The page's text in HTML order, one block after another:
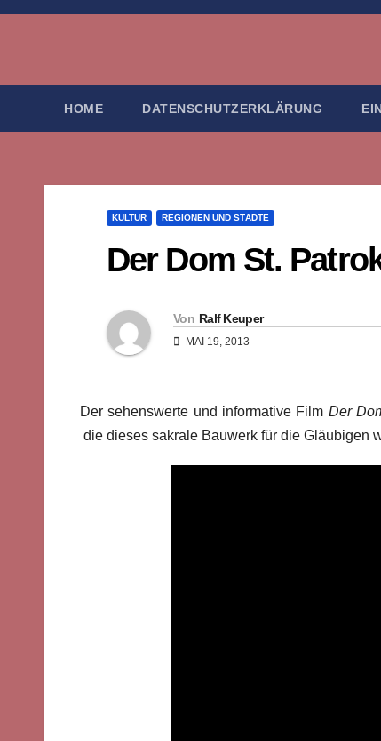
Zum
HOME DATENSCHUTZERKLÄRUNG
KULTUR REGIONEN UND STÄDTE
Der Dom St.
Von Ralf Keuper
MAI 19, 2013
Der sehenswerte und informative Film Der
die dieses sakrale Bauwerk für die Gläubigen